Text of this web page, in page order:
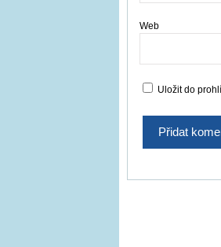
Web
Uložit do